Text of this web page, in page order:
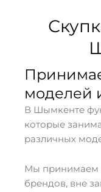
моделей
В Шымкенте
которые
различных
Мы принимаем
брендов, вне